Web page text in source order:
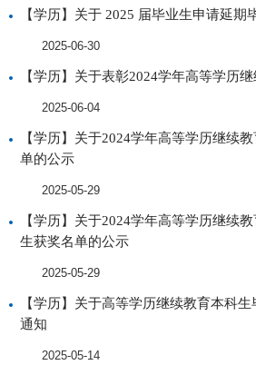
【学历】关于 2025 届毕业生申请延期
2025-06-30
【学历】关于表彰2024学年高等学历
2025-06-04
【学历】关于2024学年高等学历继续
单的公示
2025-05-29
【学历】关于2024学年高等学历继续
生获奖名单的公示
2025-05-29
【学历】关于高等学历继续教育本科
通知
2025-05-14